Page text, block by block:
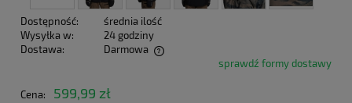
Dostępność:
średnia ilość
Wysyłka w:
24 godziny
Dostawa:
Darmowa
Cena nie zawiera ewentualnych kosztów płatnościsprawdź formy dostawy
Cena: 599,99 zł